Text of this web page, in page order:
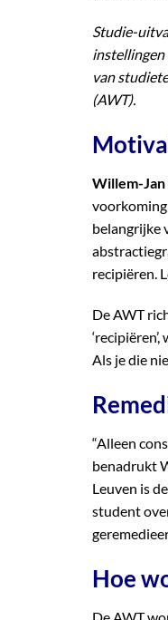
Studie-
instellingen
van
(AWT).
Willem-
voorkoming
belangrijke
recipiëren.
De AWT
Als je die
“Alleen
benadrukt
Leuven is
student
Hoe
De AWT